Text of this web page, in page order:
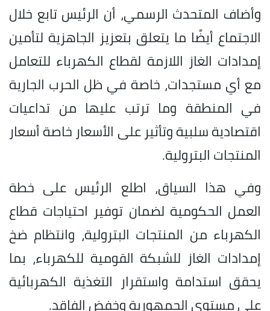
وأضاف المتحدث الرسمي، أن الرئيس تابع خلال
الاجتماع أيضًا ما يتعلق بتعزيز الجاهزية لتأمين
إمدادات الغاز اللازمة لقطاع الكهرباء للتعامل
مع أي مستجدات، خاصة في ظل الحرب الجارية
في المنطقة وما ترتب عليها من تداعيات
اقتصادية سلبية وتأثير على الأسعار خاصة أسعار
المنتجات البترولية.
وفي هذا السياق، اطلع الرئيس على خطة
العمل الحكومية لضمان توفير احتياجات قطاع
الكهرباء من المنتجات البترولية، وانتظام ضخ
إمدادات الغاز للشبكة القومية للكهرباء، بما
يحقق استدامة واستقرار التغذية الكهربائية
على مستوى الجمهورية وخفض الفاقد.